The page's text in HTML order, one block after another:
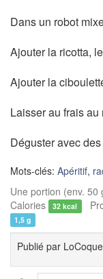
Dans un robot
Ajouter la ricotta,
Ajouter la
Laisser au frais
Déguster avec
Mots-clés: Apéritif,
Une portion (env. 50
Calories
32 kcal
1,5 g
Publié par